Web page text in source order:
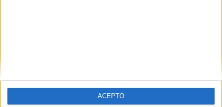
ACEPTO
Y como regalo de agradecimiento, por registrarte te daremos
gratis una copia de nuestro ebook con 100 consejos para tu
primer año de universidad